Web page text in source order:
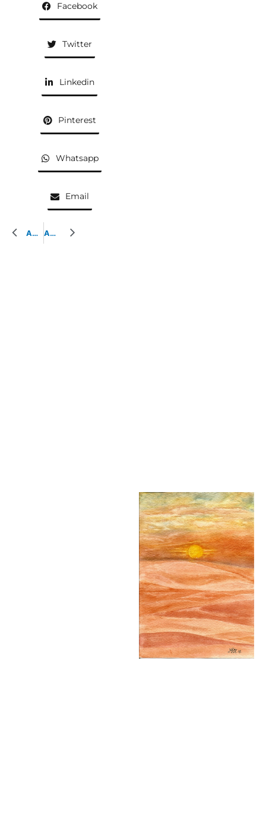
Facebook
Twitter
Linkedin
Pinterest
Whatsapp
Email
AQUARELLE PRÉCÉDENTE AQUARELLE SUIVANTE